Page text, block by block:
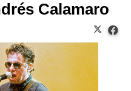
Calamaro